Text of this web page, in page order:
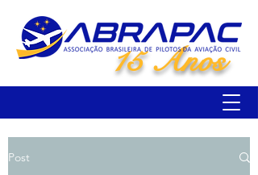
15 Anos
Post